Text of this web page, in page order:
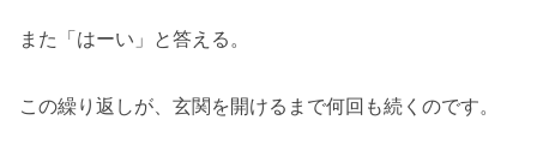
また「はーい」と答える。
この繰り返しが、玄関を開けるまで何回も続くのです。